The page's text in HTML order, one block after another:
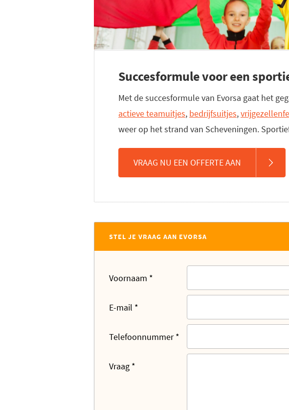
Succesformule voor een
Met de succesformule van Evorsa gaat het
actieve teamuitjes, bedrijfsuitjes,
weer op het strand van Scheveningen.
VRAAG NU EEN OFFERTE AAN
STEL JE VRAAG AAN EVORSA
Voornaam *
E-mail *
Telefoonnummer*
Vraag *